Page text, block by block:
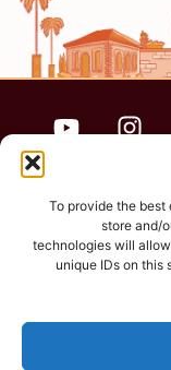
To provide the
store and/
technologies will
unique IDs on this